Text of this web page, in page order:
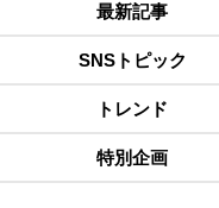
最新記事
SNSトピック
トレンド
特別企画